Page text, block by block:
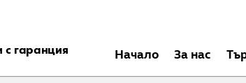
гаранция Началo За нас